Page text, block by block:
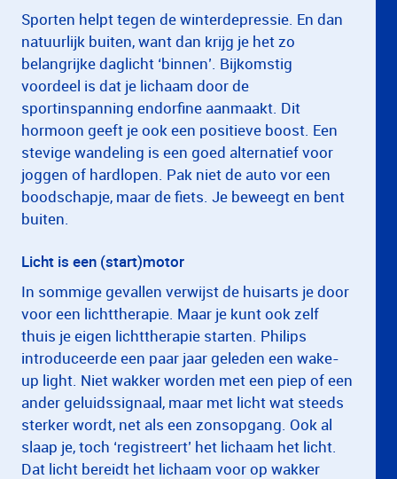
Sporten helpt tegen de winterdepressie. En dan
natuurlijk buiten, want dan krijg je het zo
belangrijke daglicht ‘binnen’. Bijkomstig
voordeel is dat je lichaam door de
sportinspanning endorfine aanmaakt. Dit
hormoon geeft je ook een positieve boost. Een
stevige wandeling is een goed alternatief voor
joggen of hardlopen. Pak niet de auto vor een
boodschapje, maar de fiets. Je beweegt en bent
buiten.
Licht is een (start)motor
In sommige gevallen verwijst de huisarts je door
voor een lichttherapie. Maar je kunt ook zelf
thuis je eigen lichttherapie starten. Philips
introduceerde een paar jaar geleden een wake-
up light. Niet wakker worden met een piep of een
ander geluidssignaal, maar met licht wat steeds
sterker wordt, net als een zonsopgang. Ook al
slaap je, toch ‘registreert’ het lichaam het licht.
Dat licht bereidt het lichaam voor op wakker